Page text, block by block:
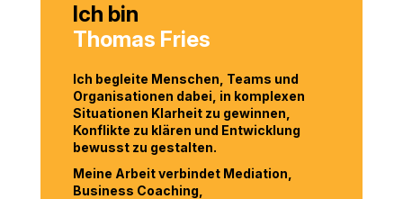
Ich bin
Thomas Fries
Ich begleite Menschen, Teams und
Organisationen dabei, in komplexen
Situationen Klarheit zu gewinnen,
Konflikte zu klären und Entwicklung
bewusst zu gestalten.
Meine Arbeit verbindet Mediation,
Business Coaching,